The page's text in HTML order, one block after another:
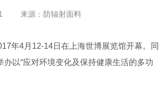
来源：防辐射面料
年4月12-14日在上海世博展览馆开幕。同
以“应对环境变化及保持健康生活的多功